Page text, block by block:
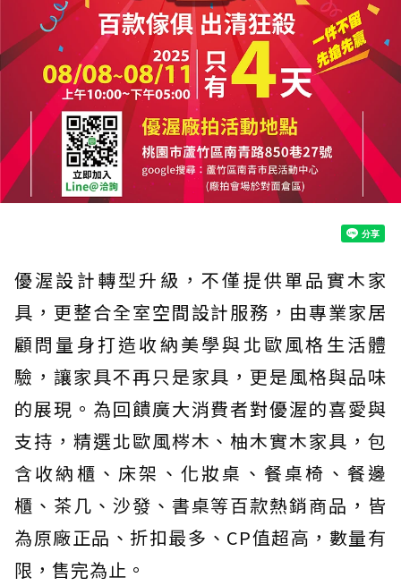
優渥設計轉型升級，不僅提供單品實木家
具，更整合全室空間設計服務，由專業家居
顧問量身打造收納美學與北歐風格生活體
驗，讓家具不再只是家具，更是風格與品味
的展現。為回饋廣大消費者對優渥的喜愛與
支持，精選北歐風梣木、柚木實木家具，包
含收納櫃、床架、化妝桌、餐桌椅、餐邊
櫃、茶几、沙發、書桌等百款熱銷商品，皆
為原廠正品、折扣最多、CP值超高，數量有
限，售完為止。